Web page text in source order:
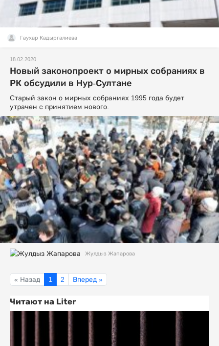
Гаухар Кадыргалиева
18.02.2020
Новый законопроект о мирных собраниях в
РК обсудили в Нур-Султане
Cтарый закон о мирных собраниях 1995 года будет
утрачен с принятием нового.
Жулдыз Жапарова
« Назад 1 2 Вперед »
Читают на Liter